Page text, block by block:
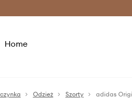
Home
Odzież Szorty adidas